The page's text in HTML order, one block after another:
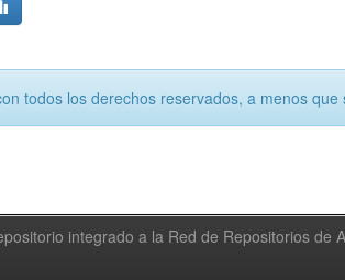
todos los derechos reservados, a menos que
integrado a la Red de Repositorios de